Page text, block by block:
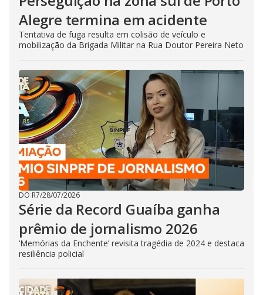
Alegre termina em acidente
Tentativa de fuga resulta em colisão de veículo e
mobilização da Brigada Militar na Rua Doutor Pereira Neto
DO R7/28/07/2026
Série da Record Guaíba ganha
prêmio de jornalismo 2026
‘Memórias da Enchente’ revisita tragédia de 2024 e destaca
resiliência policial